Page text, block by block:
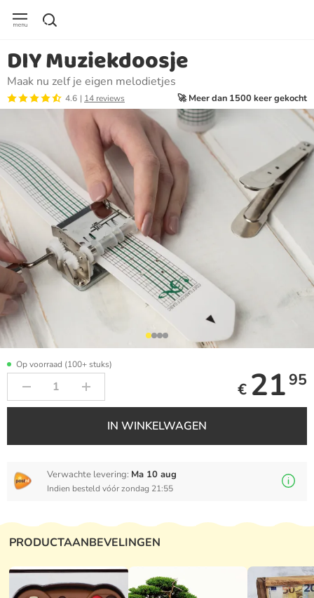
PRODUCTAANBEVELINGEN
DIY Muziekdoosje
Maak nu zelf je eigen melodietjes
4.6 14 reviews 🚀 Meer dan 1500 keer gekocht
Op voorraad (100+ stuks)
€ 21 95
IN WINKELWAGEN
Verwachte levering: Ma 10 aug
Indien besteld vóór zondag 21:55